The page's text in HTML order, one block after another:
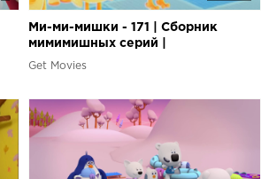
Ми-ми-мишки - 171 | Сборник
мимимишных серий |
Мультфильмы для детей
Get Movies